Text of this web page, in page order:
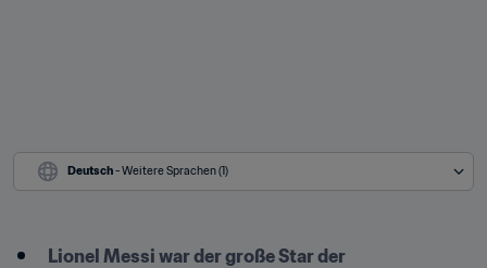
Deutsch - Weitere Sprachen (1)
Lionel Messi war der große Star der